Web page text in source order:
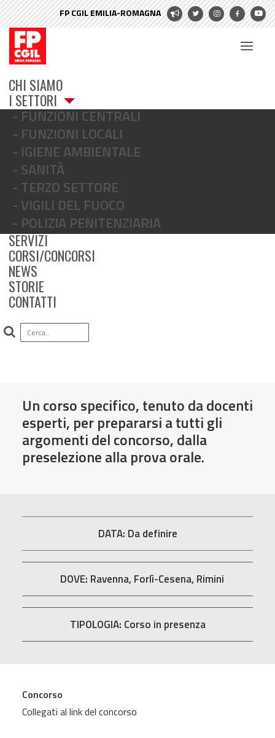
CHI SIAMO
I SETTORI
FUNZIONI CENTRALI
FUNZIONI LOCALI
IGIENE AMBIENTALE
SANITÀ
TERZO SETTORE
VIGILI DEL FUOCO
POLIZIA PENITENZIARIA
SERVIZI
CORSI/CONCORSI
NEWS
STORIE
CONTATTI
Corsi di preparazione per
concorso Infermieri AUSL
Un corso specifico, tenuto da docenti
esperti, per prepararsi a tutti gli
argomenti del concorso, dalla
preselezione alla prova orale.
DATA: Da definire
DOVE: Ravenna, Forlì-Cesena, Rimini
TIPOLOGIA: Corso in presenza
Concorso
Collegati al link del concorso